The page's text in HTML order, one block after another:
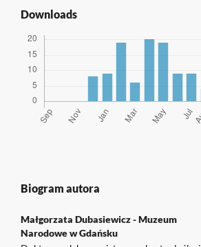
Downloads
Biogram autora
Małgorzata Dubasiewicz -Muzeum
Narodowe w Gdańsku